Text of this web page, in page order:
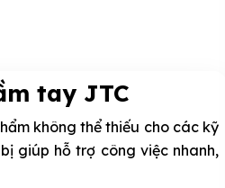
tay JTC
không thể thiếu cho các kỹ
giúp hỗ trợ công việc nhanh,